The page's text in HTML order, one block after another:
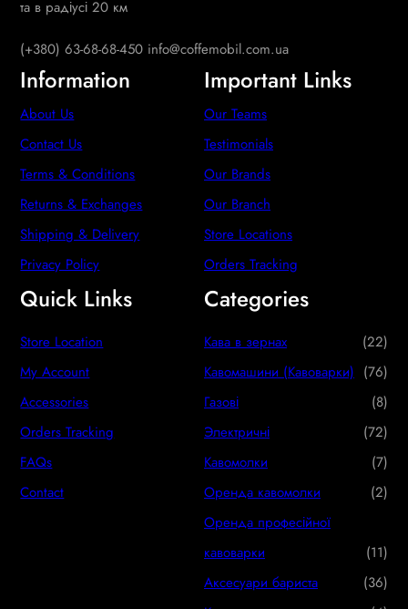
та в радіусі 20 км
(+380) 63-68-68-450 info@coffemobil.com.ua
Information
About Us
Contact Us
Terms & Conditions
Returns & Exchanges
Shipping & Delivery
Privacy Policy
Important Links
Our Teams
Testimonials
Our Brands
Our Branch
Store Locations
Orders Tracking
Quick Links
Store Location
My Account
Accessories
Orders Tracking
FAQs
Contact
Categories
Кава в зернах 222
2
p
r
o
d
c
t
Кавомашини (Кавоварки) 767
6
p
r
o
u
c
Газові 88
p
r
o
u
c
Электричні 727
2
p
o
d
Кавомолки 77
p
o
d
Оренда кавомолки 22
r
o
Оренда професійної
кавоварки
111
1
Аксесуари бариста 363